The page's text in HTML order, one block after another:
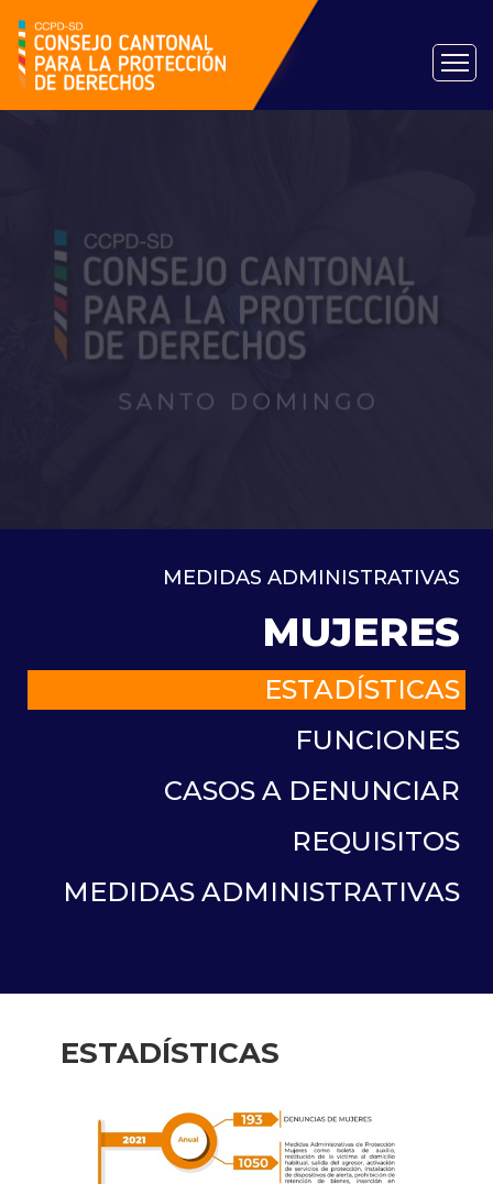
MEDIDAS ADMINISTRATIVAS
MUJERES
ESTADÍSTICAS
FUNCIONES
CASOS A DENUNCIAR
REQUISITOS
MEDIDAS ADMINISTRATIVAS
ESTADÍSTICAS